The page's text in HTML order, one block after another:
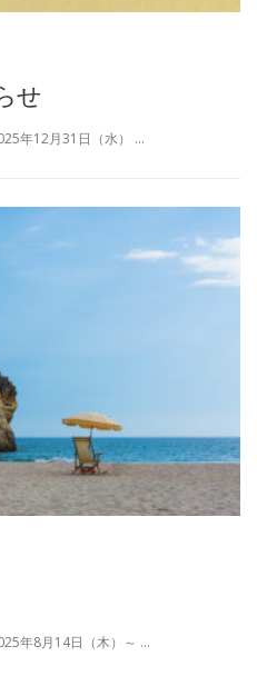
せ
年12月31日（水） …
年8月14日（木）～ …